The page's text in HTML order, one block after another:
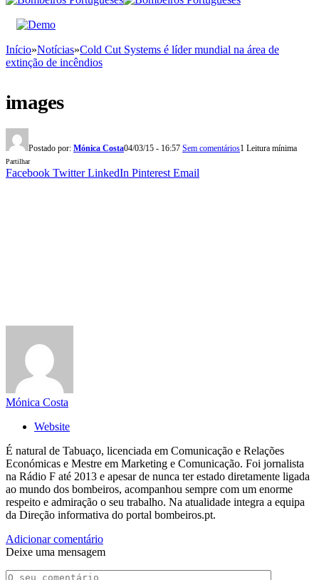
Início»Notícias»Cold Cut Systems é líder mundial na área de
extinção de incêndios
images
Postado por: Mónica Costa04/03/15 - 16:57 Sem comentários1 Leitura mínima
Partilhar
Facebook Twitter LinkedIn Pinterest Email
Mónica Costa
Website
É natural de Tabuaço, licenciada em Comunicação e Relações
Económicas e Mestre em Marketing e Comunicação. Foi jornalista
na Rádio F até 2013 e apesar de nunca ter estado diretamente ligada
ao mundo dos bombeiros, acompanhou sempre com um enorme
respeito e admiração o seu trabalho. Na atualidade integra a equipa
da Direção informativa do portal bombeiros.pt.
Adicionar comentário
Deixe uma mensagem